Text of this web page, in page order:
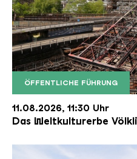
ÖFFENTLICHE FÜHRUNG
Der Erzschrägaufzug
Copyright:
11.08.2026, 11:30 Uhr
Das Weltkulturerbe